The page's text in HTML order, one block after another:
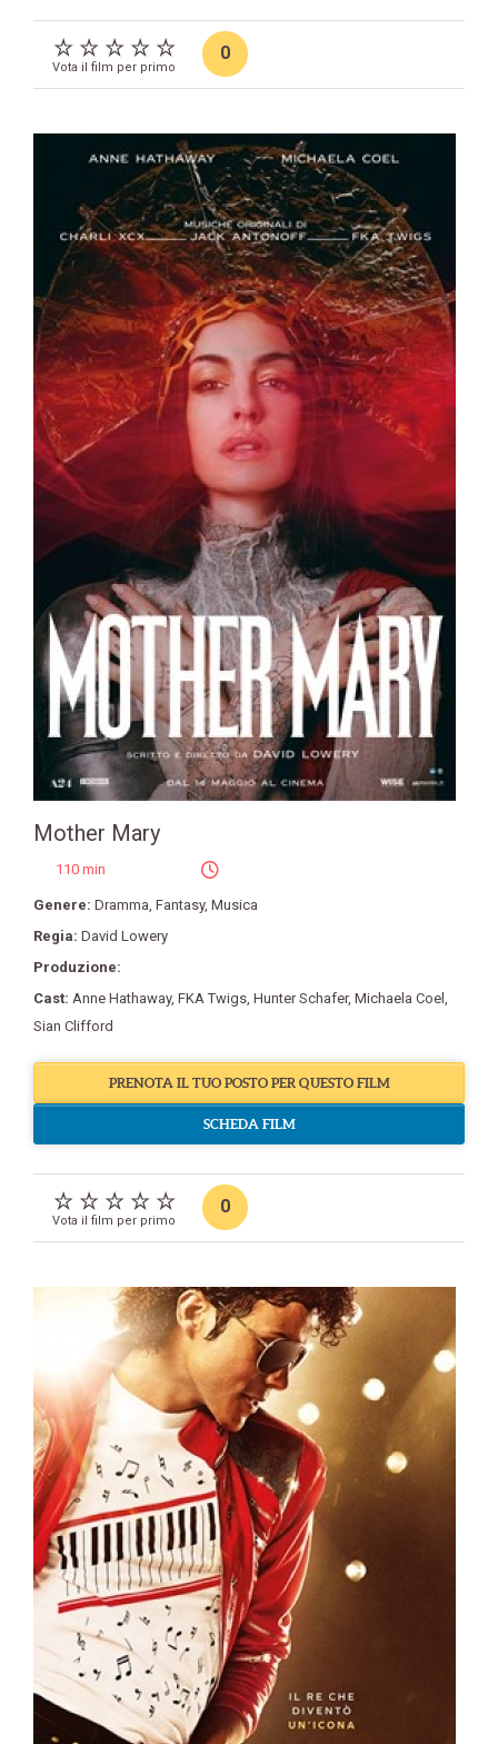
Vota il film per primo
0
Mother Mary
110 min
Genere: Dramma Fantasy, Musica
Regia: David Lowery
Produzione:
Cast: Anne Hathaway, FKA Twigs Hunter Schafer, Michaela Coel
Sian Clifford
PRENOTA IL TUO POSTO PER QUESTO FILM
SCHEDA FILM
Vota il film per primo
0